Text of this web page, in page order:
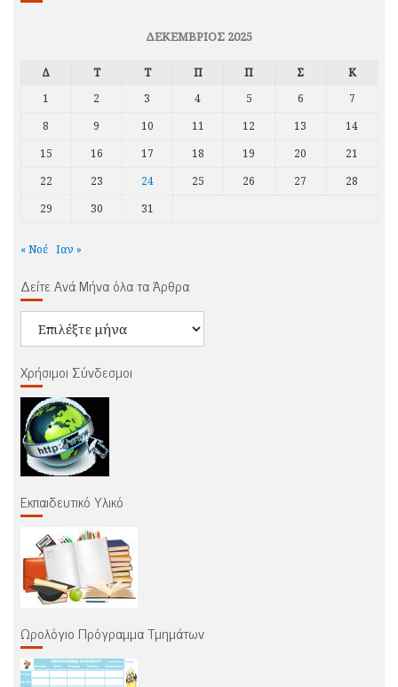
ΔΕΚΈΜΒΡΙΟΣ 2025
Δ Τ Τ Π Π Σ
Κ
1
2 3 4 5 6
7
8
9 10 11 12 13
14
15
16 17 18 19 20
21
22
23 24 25 26 27
28
29
30 31
« Νοέ Ιαν »
Δείτε Ανά Μήνα όλα τα Άρθρα
όλα
Άρθρα
Χρήσιμοι Σύνδεσμοι
Εκπαιδευτικό Υλικό
Ωρολόγιο Πρόγραμμα Τμημάτων